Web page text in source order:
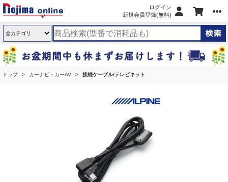
ログイン
新規会員登録(無料)
トップ カーナビ・カーAV 接続ケーブル/テレビキット